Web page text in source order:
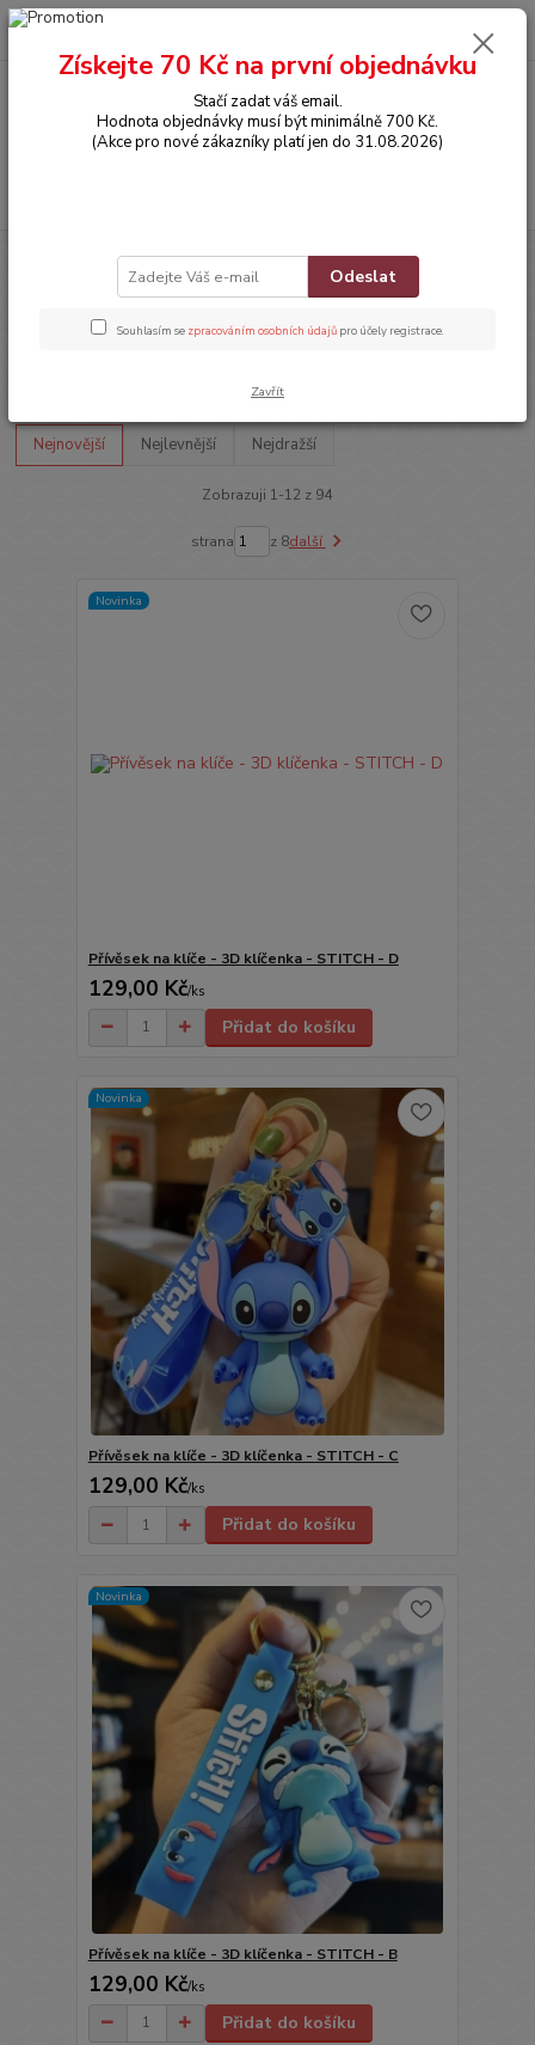
0,00 Kč
HRAČKY Přívěsky na klíče
Přívěsky na klíče
Nejnovější Nejlevnější Nejdražší
Zobrazuji 1-12 z 94
strana z 8další
Novinka
Přívěsek na klíče - 3D klíčenka - STITCH - D
129,00 Kč/ks
Přidat do košíku
Novinka
Přívěsek na klíče - 3D klíčenka - STITCH - C
129,00 Kč/ks
Přidat do košíku
Novinka
Přívěsek na klíče - 3D klíčenka - STITCH - B
129,00 Kč/ks
Přidat do košíku
Získejte 70 Kč na první objednávku
Stačí zadat váš email.
Hodnota objednávky musí být minimálně 700 Kč.
(Akce pro nové zákazníky platí jen do 31.08.2026)
Odeslat
Souhlasím se zpracováním osobních údajů pro účely registrace.
Zavřít